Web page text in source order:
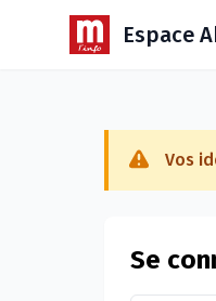
Espace
Vos
Se